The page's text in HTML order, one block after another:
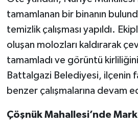
tamamlanan bir binanın
temizlik çalışması yapıldı.
oluşan molozları kaldırarak
tamamladı ve görüntü
Battalgazi Belediyesi, ilçenin
benzer çalışmalarına devam
Çöşnük Mahallesi’nde